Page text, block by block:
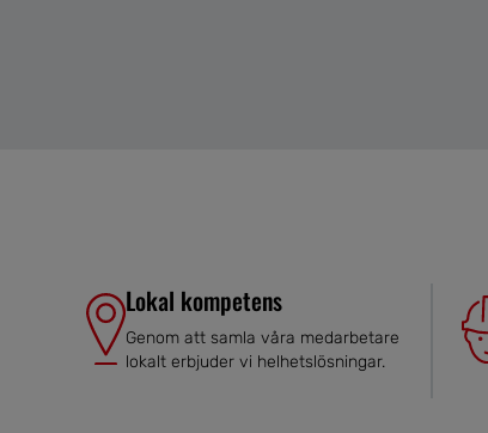
Lokal kompetens
Genom att samla våra medarbetare
lokalt erbjuder vi helhetslösningar.